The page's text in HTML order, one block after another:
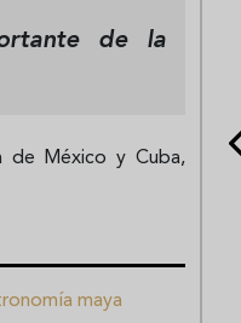
de la
de México y Cuba,
maya